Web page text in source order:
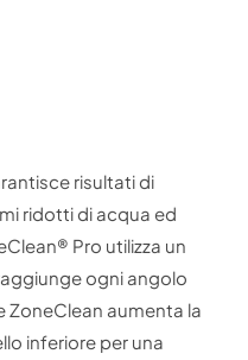
risultati di
ridotti di acqua ed
Pro utilizza un
ogni angolo
ZoneClean aumenta la
inferiore per una